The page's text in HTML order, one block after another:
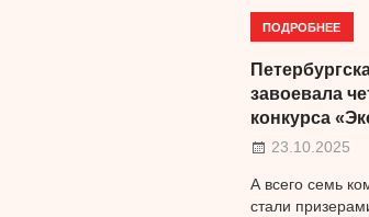
ПОДРОБНЕЕ
завоевала
конкурса
23.10.2025
А всего семь
стали